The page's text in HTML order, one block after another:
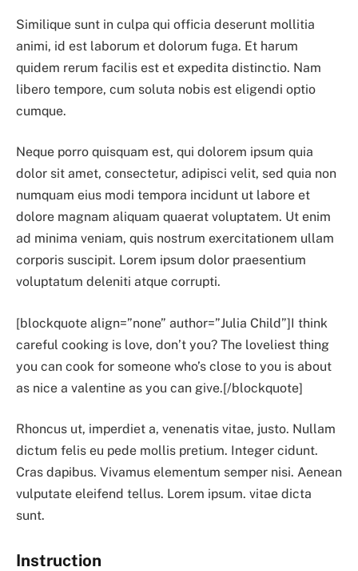
Similique sunt in culpa qui officia deserunt mollitia
animi, id est laborum et dolorum fuga. Et harum
quidem rerum facilis est et expedita distinctio. Nam
libero tempore, cum soluta nobis est eligendi optio
cumque.
Neque porro quisquam est, qui dolorem ipsum quia
dolor sit amet, consectetur, adipisci velit, sed quia non
numquam eius modi tempora incidunt ut labore et
dolore magnam aliquam quaerat voluptatem. Ut enim
ad minima veniam, quis nostrum exercitationem ullam
corporis suscipit. Lorem ipsum dolor praesentium
voluptatum deleniti atque corrupti.
[blockquote align=”none” author=”Julia Child”]I think
careful cooking is love, don’t you? The loveliest thing
you can cook for someone who’s close to you is about
as nice a valentine as you can give.[/blockquote]
Rhoncus ut, imperdiet a, venenatis vitae, justo. Nullam
dictum felis eu pede mollis pretium. Integer cidunt.
Cras dapibus. Vivamus elementum semper nisi. Aenean
vulputate eleifend tellus. Lorem ipsum. vitae dicta
sunt.
Instruction